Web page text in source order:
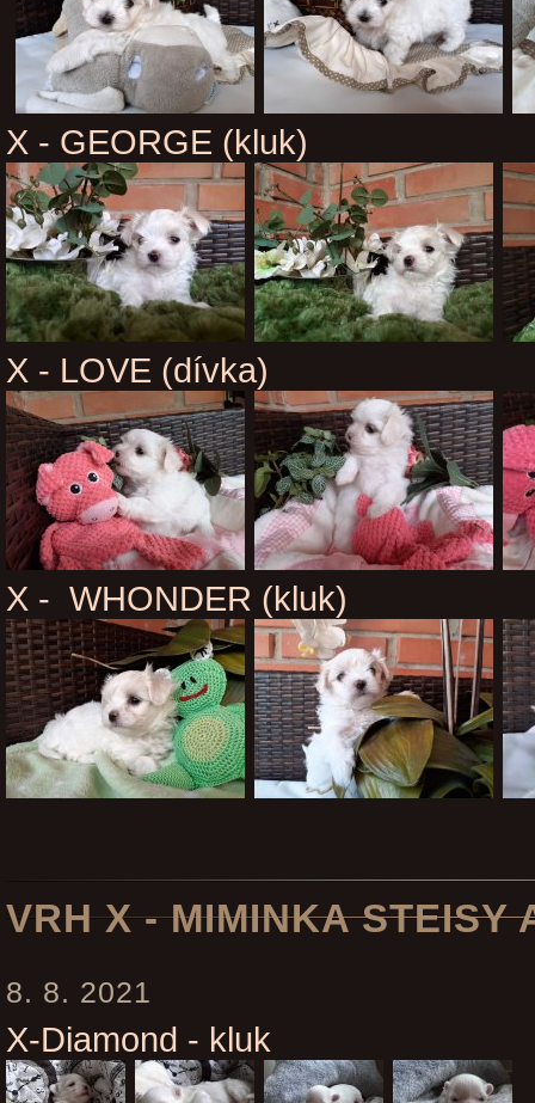
X - GEORGE (kluk)
X - LOVE (dívka)
X - WHONDER (kluk)
VRH X - MIMINKA STEISY
8. 8. 2021
X-Diamond - kluk